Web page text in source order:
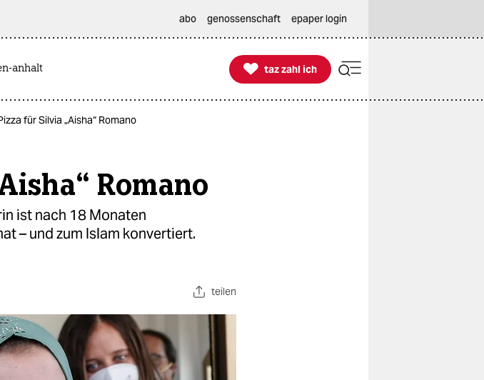
abo genossenschaft epaper login
anhalt 
taz zahl ich
taz zahl ich
für Silvia „Aisha“ Romano
Romano
ist nach 18 Monaten
– und zum Islam konvertiert.
teilen